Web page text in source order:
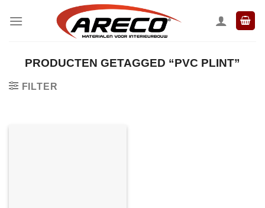
naar
PRODUCTEN GETAGGED “PVC PLINT”
FILTER